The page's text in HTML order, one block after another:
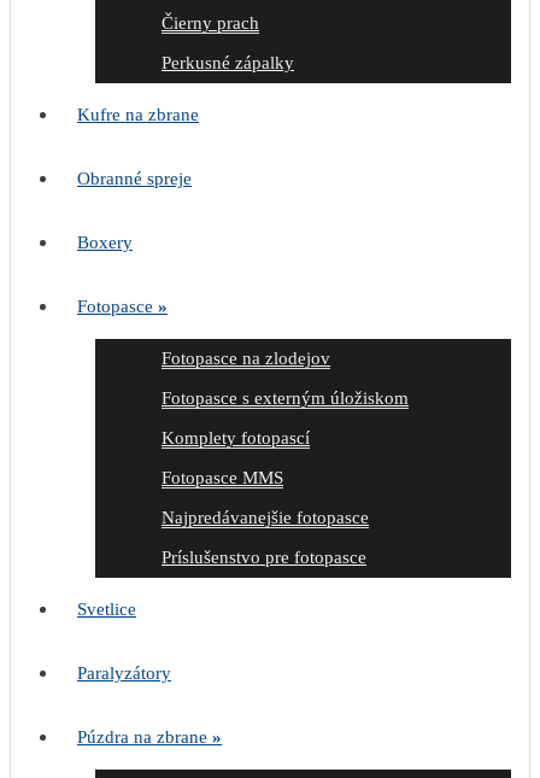
Čierny prach
Perkusné zápalky
Kufre na zbrane
Obranné spreje
Boxery
Fotopasce »
Fotopasce na zlodejov
Fotopasce s externým úložiskom
Komplety fotopascí
Fotopasce MMS
Najpredávanejšie fotopasce
Príslušenstvo pre fotopasce
Svetlice
Paralyzátory
Púzdra na zbrane »